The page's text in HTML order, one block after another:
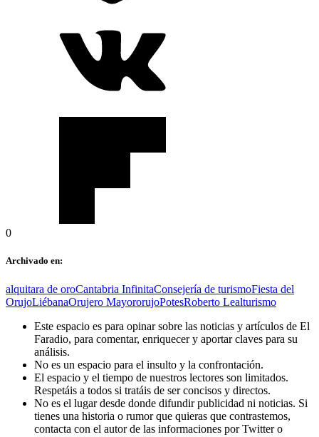
0
Archivado en:
alquitara de oroCantabria InfinitaConsejería de turismoFiesta del
OrujoLiébanaOrujero MayororujoPotesRoberto Lealturismo
Este espacio es para opinar sobre las noticias y artículos de El
Faradio, para comentar, enriquecer y aportar claves para su
análisis.
No es un espacio para el insulto y la confrontación.
El espacio y el tiempo de nuestros lectores son limitados.
Respetáis a todos si tratáis de ser concisos y directos.
No es el lugar desde donde difundir publicidad ni noticias. Si
tienes una historia o rumor que quieras que contrastemos,
contacta con el autor de las informaciones por Twitter o